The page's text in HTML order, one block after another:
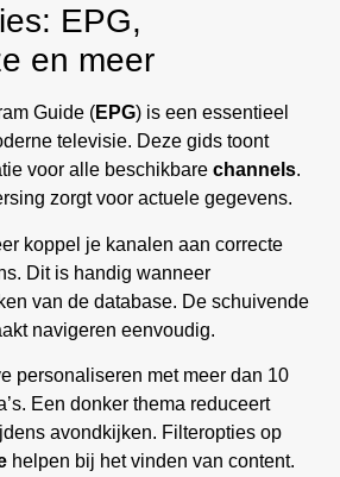
EPG,
en meer
Guide (EPG) is een essentieel
televisie. Deze gids toont
voor alle beschikbare channels.
zorgt voor actuele gegevens.
koppel je kanalen aan correcte
Dit is handig wanneer
van de database. De schuivende
navigeren eenvoudig.
personaliseren met meer dan 10
Een donker thema reduceert
avondkijken. Filteropties op
helpen bij het vinden van content.